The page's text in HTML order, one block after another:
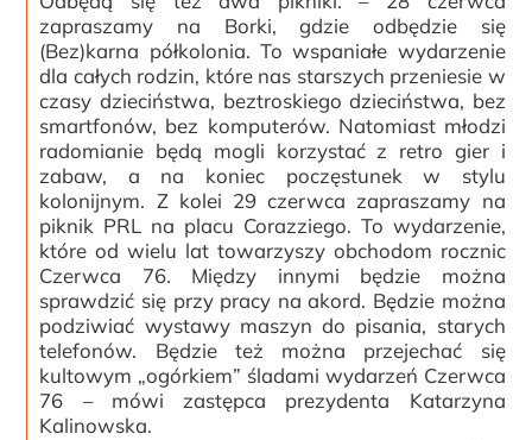
zapraszamy na Borki, gdzie odbędzie się
(Bez)karna półkolonia. To wspaniałe wydarzenie
dla całych rodzin, które nas starszych przeniesie w
czasy dzieciństwa, beztroskiego dzieciństwa, bez
smartfonów, bez komputerów. Natomiast młodzi
radomianie będą mogli korzystać z retro gier i
zabaw, a na koniec poczęstunek w stylu
kolonijnym. Z kolei 29 czerwca zapraszamy na
piknik PRL na placu Corazziego. To wydarzenie,
które od wielu lat towarzyszy obchodom rocznic
Czerwca 76. Między innymi będzie można
sprawdzić się przy pracy na akord. Będzie można
podziwiać wystawy maszyn do pisania, starych
telefonów. Będzie też można przejechać się
kultowym „ogórkiem” śladami wydarzeń Czerwca
76 – mówi zastępca prezydenta Katarzyna
Kalinowska.